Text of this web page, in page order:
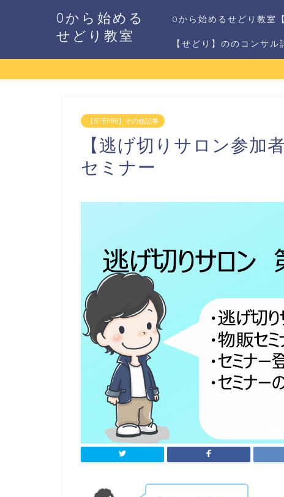
0から始める
せどり教室
0から始めるせどり教室
【せどり】ののコンサル
【STEP99】その他記事
【逃げ切りサロン参
セミナー